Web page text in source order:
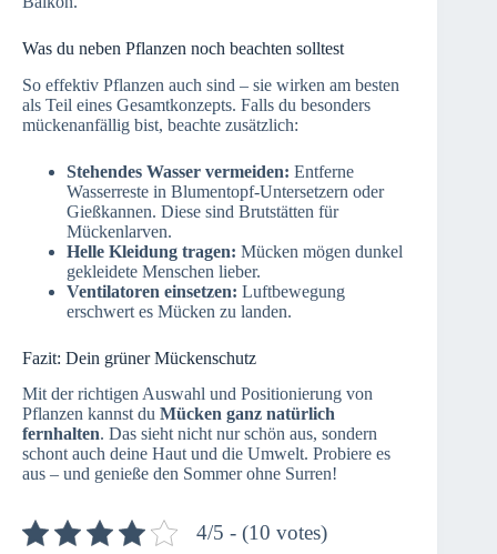
Was du neben Pflanzen noch beachten solltest
So effektiv Pflanzen auch sind – sie wirken am besten
als Teil eines Gesamtkonzepts. Falls du besonders
mückenanfällig bist, beachte zusätzlich:
Stehendes Wasser vermeiden: Entferne
Wasserreste in Blumentopf-Untersetzern oder
Gießkannen. Diese sind Brutstätten für
Mückenlarven.
Helle Kleidung tragen: Mücken mögen dunkel
gekleidete Menschen lieber.
Ventilatoren einsetzen: Luftbewegung
erschwert es Mücken zu landen.
Fazit: Dein grüner Mückenschutz
Mit der richtigen Auswahl und Positionierung von
Pflanzen kannst du Mücken ganz natürlich
fernhalten. Das sieht nicht nur schön aus, sondern
schont auch deine Haut und die Umwelt. Probiere es
aus – und genieße den Sommer ohne Surren!
4/5 - (10 votes)